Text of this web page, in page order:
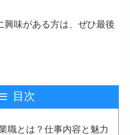
興味がある方は、ぜひ最後
目次
職とは？仕事内容と魅力